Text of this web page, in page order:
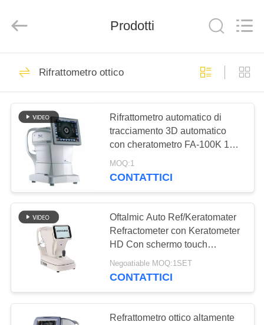
CASA
PRODOTTI
VIDEO
CIRCA
NOI
GIRO
DELLA
FABBRICA
CONTROLLO
SCM
Rights
Lensometer ottico
Rifrattometro ottico
44
12
Prodotti
Rifrattometro ottico
Rifrattometro automatico di
tracciamento 3D automatico
con cheratometro FA-100K 16S
misura ad alta velocità Marca
XinYuan
MOQ:1
CONTATTICI
Oftalmic Auto Ref/Keratomater
Refractometer con Keratometer
HD Con schermo touch
capacitivo GR(K)8930XD
Keshilong Brand
Negoatiable MOQ:1SET
CONTATTICI
Refrattometro ottico altamente